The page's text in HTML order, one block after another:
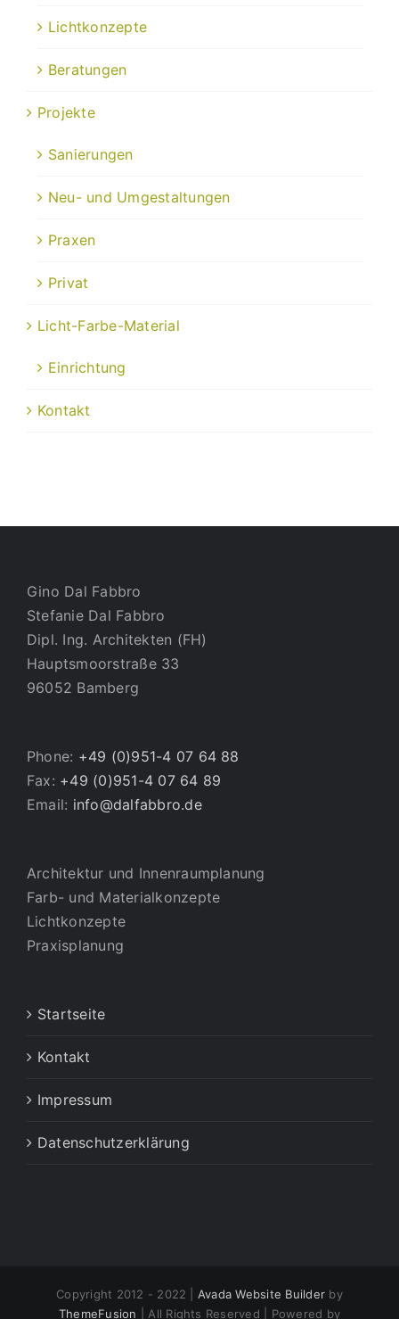
Lichtkonzepte
Beratungen
Projekte
Sanierungen
Neu- und Umgestaltungen
Praxen
Privat
Licht-Farbe-Material
Einrichtung
Kontakt
Gino Dal Fabbro
Stefanie Dal Fabbro
Dipl. Ing. Architekten (FH)
Hauptsmoorstraße 33
96052 Bamberg
Phone: +49 (0)951-4 07 64 88
Fax: +49 (0)951-4 07 64 89
Email: info@dalfabbro.de
Architektur und Innenraumplanung
Farb- und Materialkonzepte
Lichtkonzepte
Praxisplanung
Startseite
Kontakt
Impressum
Datenschutzerklärung
Copyright 2012 - 2022 | Avada Website Builder by
ThemeFusion
| All Rights Reserved | Powered by